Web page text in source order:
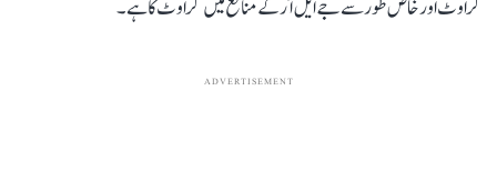
گراوٹ اور خاص طور سے جے ایل آر کے منافع میں گراوٹ کا ہے۔
ADVERTISEMENT